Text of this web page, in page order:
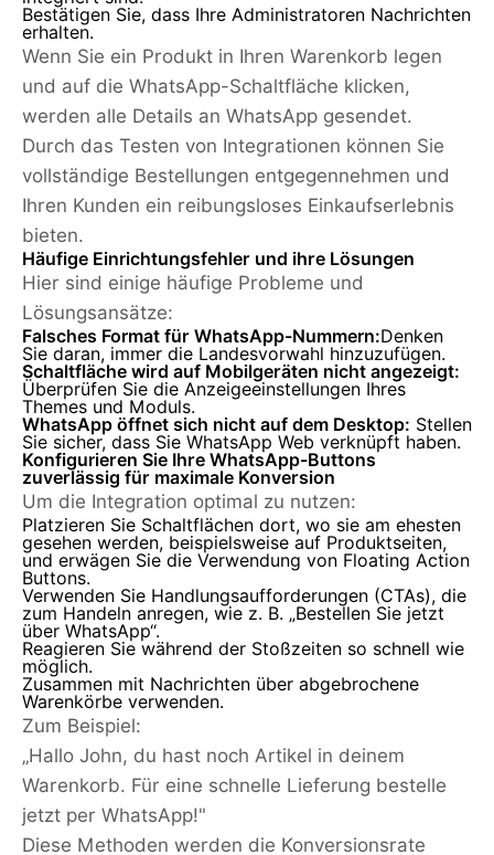
Bestätigen Sie, dass Ihre Administratoren Nachrichten
erhalten.
Wenn Sie ein Produkt in Ihren Warenkorb legen
und auf die WhatsApp-Schaltfläche klicken,
werden alle Details an WhatsApp gesendet.
Durch das Testen von Integrationen können Sie
vollständige Bestellungen entgegennehmen und
Ihren Kunden ein reibungsloses Einkaufserlebnis
bieten.
Häufige Einrichtungsfehler und ihre Lösungen
Hier sind einige häufige Probleme und
Lösungsansätze:
Falsches Format für WhatsApp-Nummern:Denken
Sie daran, immer die Landesvorwahl hinzuzufügen.
Schaltfläche wird auf Mobilgeräten nicht angezeigt:
Überprüfen Sie die Anzeigeeinstellungen Ihres
Themes und Moduls.
WhatsApp öffnet sich nicht auf dem Desktop: Stellen
Sie sicher, dass Sie WhatsApp Web verknüpft haben.
Konfigurieren Sie Ihre WhatsApp-Buttons
zuverlässig für maximale Konversion
Um die Integration optimal zu nutzen:
Platzieren Sie Schaltflächen dort, wo sie am ehesten
gesehen werden, beispielsweise auf Produktseiten,
und erwägen Sie die Verwendung von Floating Action
Buttons.
Verwenden Sie Handlungsaufforderungen (CTAs), die
zum Handeln anregen, wie z. B. „Bestellen Sie jetzt
über WhatsApp“.
Reagieren Sie während der Stoßzeiten so schnell wie
möglich.
Zusammen mit Nachrichten über abgebrochene
Warenkörbe verwenden.
Zum Beispiel:
„Hallo John, du hast noch Artikel in deinem
Warenkorb. Für eine schnelle Lieferung bestelle
jetzt per WhatsApp!"
Diese Methoden werden die Konversionsrate